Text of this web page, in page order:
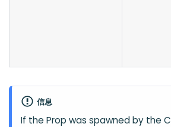
信息
If the Prop was spawned by the